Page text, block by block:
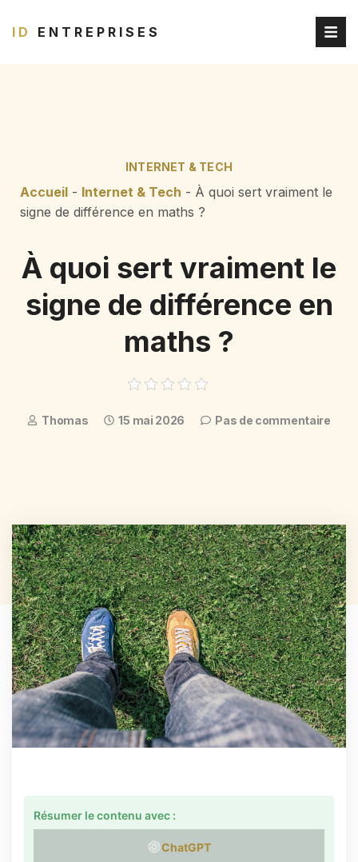
ID ENTREPRISES
INTERNET & TECH
Accueil - Internet & Tech - À quoi sert vraiment le
signe de différence en maths ?
À quoi sert vraiment le
signe de différence en
maths ?
Thomas 15 mai 2026 Pas de commentaire
Résumer le contenu avec :
ChatGPT